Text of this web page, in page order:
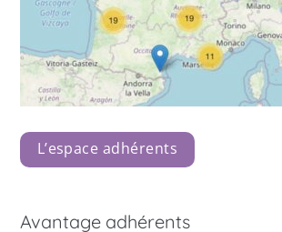
L’espace adhérents
Avantage adhérents